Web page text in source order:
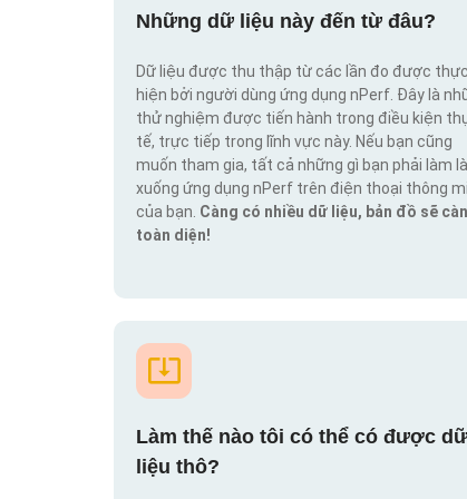
Những dữ liệu này đến từ đâu?
Dữ liệu được thu thập từ các lần đo được thực
hiện bởi người dùng ứng dụng nPerf. Đây là
thử nghiệm được tiến hành trong điều kiện
tế, trực tiếp trong lĩnh vực này. Nếu bạn cũng
muốn tham gia, tất cả những gì bạn phải làm
xuống ứng dụng nPerf trên điện thoại thông
của bạn. Càng có nhiều dữ liệu, bản đồ sẽ
toàn diện!
Làm thế nào tôi có thể có được dữ
liệu thô?